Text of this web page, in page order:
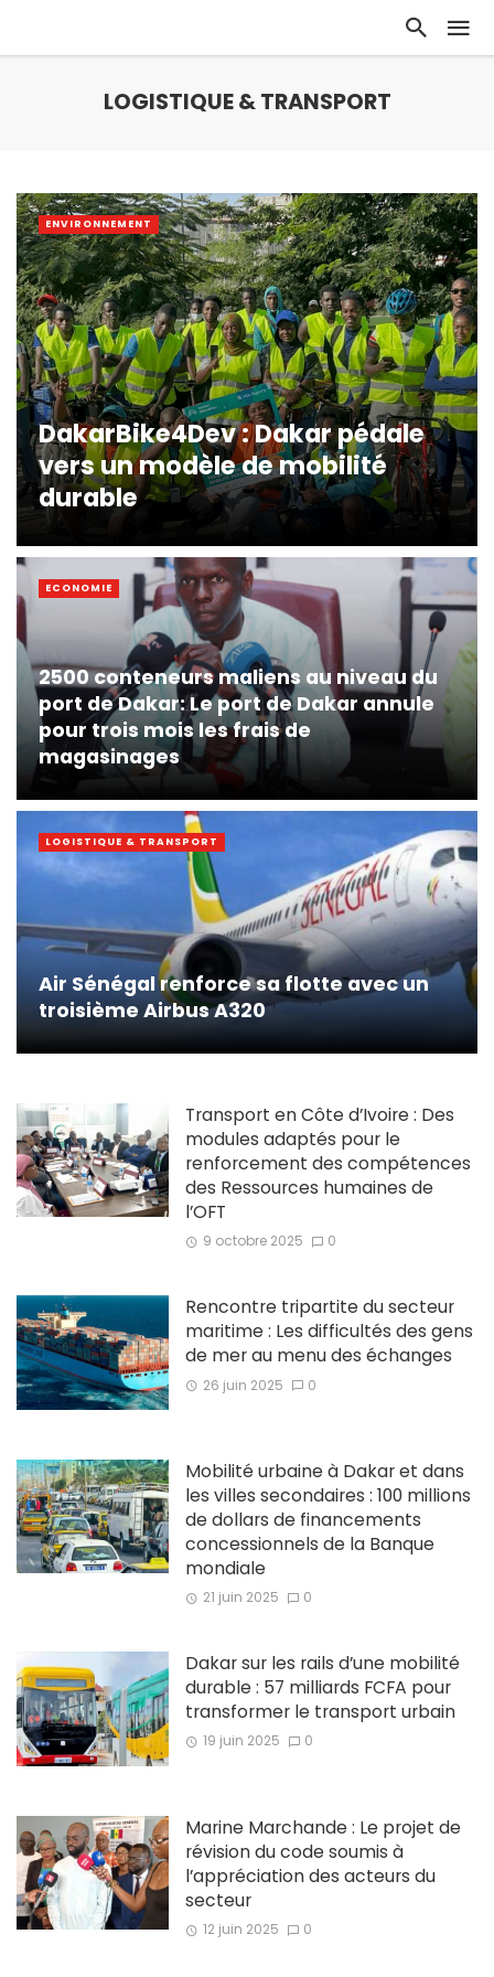
LOGISTIQUE & TRANSPORT
DakarBike4Dev : Dakar pédale
vers un modèle de mobilité
durable
ENVIRONNEMENT
2500 conteneurs maliens au niveau du
port de Dakar: Le port de Dakar annule
pour trois mois les frais de
magasinages
ECONOMIE
Air Sénégal renforce sa flotte avec un
troisième Airbus A320
LOGISTIQUE & TRANSPORT
Transport en Côte d’Ivoire : Des
modules adaptés pour le
renforcement des compétences
des Ressources humaines de
l’OFT
9 octobre 2025 0
Rencontre tripartite du secteur
maritime : Les difficultés des gens
de mer au menu des échanges
26 juin 2025 0
Mobilité urbaine à Dakar et dans
les villes secondaires : 100 millions
de dollars de financements
concessionnels de la Banque
mondiale
21 juin 2025 0
Dakar sur les rails d’une mobilité
durable : 57 milliards FCFA pour
transformer le transport urbain
19 juin 2025 0
Marine Marchande : Le projet de
révision du code soumis à
l’appréciation des acteurs du
secteur
12 juin 2025 0